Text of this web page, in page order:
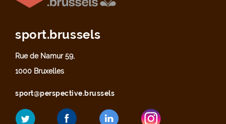
sport.brussels
Rue de Namur 59,
1000 Bruxelles
sport@perspective.brussels